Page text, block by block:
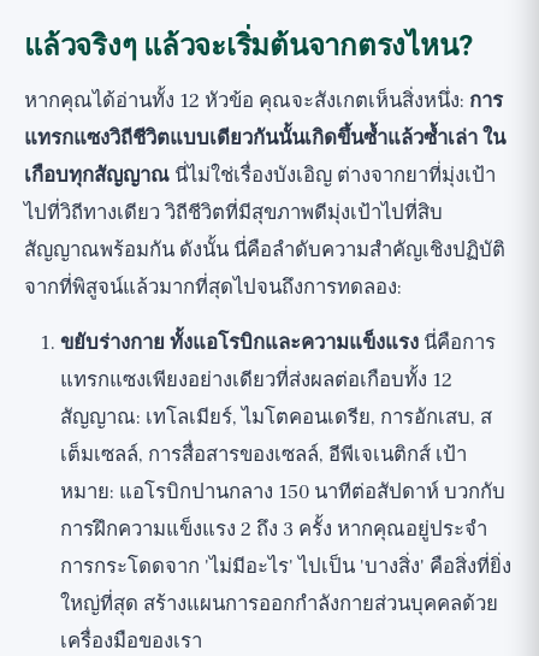
แล้วจริงๆ แล้วจะเริ่มต้นจากตรงไหน?
หากคุณได้อ่านทั้ง 12 หัวข้อ คุณจะสังเกตเห็นสิ่งหนึ่ง: การ
แทรกแซงวิถีชีวิตแบบเดียวกันนั้นเกิดขึ้นซ้ำแล้วซ้ำเล่า ใน
เกือบทุกสัญญาณ นี่ไม่ใช่เรื่องบังเอิญ ต่างจากยาที่มุ่งเป้า
ไปที่วิถีทางเดียว วิถีชีวิตที่มีสุขภาพดีมุ่งเป้าไปที่สิบ
สัญญาณพร้อมกัน ดังนั้น นี่คือลำดับความสำคัญเชิงปฏิบัติ
จากที่พิสูจน์แล้วมากที่สุดไปจนถึงการทดลอง:
ขยับร่างกาย ทั้งแอโรบิกและความแข็งแรง นี่คือการ
แทรกแซงเพียงอย่างเดียวที่ส่งผลต่อเกือบทั้ง 12
สัญญาณ: เทโลเมียร์, ไมโตคอนเดรีย, การอักเสบ, ส
เต็มเซลล์, การสื่อสารของเซลล์, อีพีเจเนติกส์ เป้า
หมาย: แอโรบิกปานกลาง 150 นาทีต่อสัปดาห์ บวกกับ
การฝึกความแข็งแรง 2 ถึง 3 ครั้ง หากคุณอยู่ประจำ
การกระโดดจาก 'ไม่มีอะไร' ไปเป็น 'บางสิ่ง' คือสิ่งที่ยิ่ง
ใหญ่ที่สุด สร้างแผนการออกกำลังกายส่วนบุคคลด้วย
เครื่องมือของเรา